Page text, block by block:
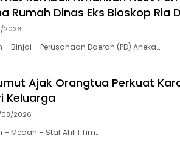
Rumah Dinas Eks Bioskop Ria
2026
– Binjai – Perusahaan Daerah (PD) Aneka…
Ajak Orangtua Perkuat
Keluarga
2026
– Medan – Staf Ahli I Tim…